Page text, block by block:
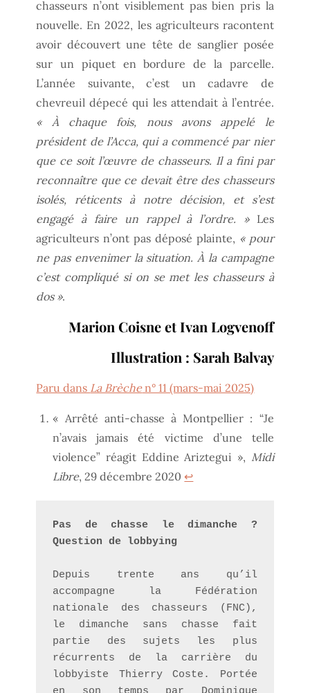
chasseurs n’ont visiblement pas bien pris la
nouvelle. En 2022, les agriculteurs racontent
avoir découvert une tête de sanglier posée
sur un piquet en bordure de la parcelle.
L’année suivante, c’est un cadavre de
chevreuil dépecé qui les attendait à l’entrée.
« À chaque fois, nous avons appelé le
président de l’Acca, qui a commencé par nier
que ce soit l’œuvre de chasseurs. Il a fini par
reconnaître que ce devait être des chasseurs
isolés, réticents à notre décision, et s’est
engagé à faire un rappel à l’ordre. »Les
agriculteurs n’ont pas déposé plainte, « pour
ne pas envenimer la situation. À la campagne
c’est compliqué si on se met les chasseurs à
dos ».
Marion Coisne et Ivan Logvenoff
Illustration : Sarah Balvay
Paru dans La Brèchen° 11 (mars-mai 2025)
« Arrêté anti-chasse à Montpellier : “Je
n’avais jamais été victime d’une telle
violence” réagit Eddine Ariztegui », Midi
Libre, 29 décembre 2020 ↩︎
Pas de chasse le dimanche ?
Question de lobbying
Depuis trente ans qu’il
accompagne la Fédération
nationale des chasseurs (FNC),
le dimanche sans chasse fait
partie des sujets les plus
récurrents de la carrière du
lobbyiste Thierry Coste. Portée